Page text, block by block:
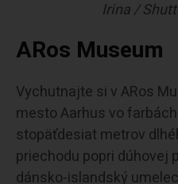
Irina /
ARos Museum
Vychutnajte si v ARos
mesto Aarhus vo
stopäťdesiat metrov
priechodu popri dúhovej
dánsko-islandský